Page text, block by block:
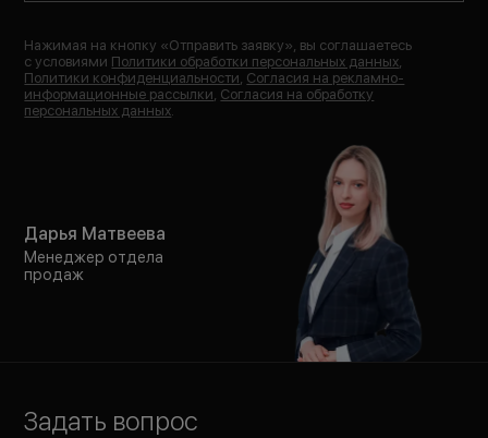
Нажимая на кнопку «Отправить заявку», вы соглашаетесь
с условиями Политики обработки персональных данных,
Политики конфиденциальности, Согласия на рекламно-
информационные рассылки, Согласия на обработку
персональных данных.
Дарья Матвеева
Менеджер отдела
продаж
Задать вопрос